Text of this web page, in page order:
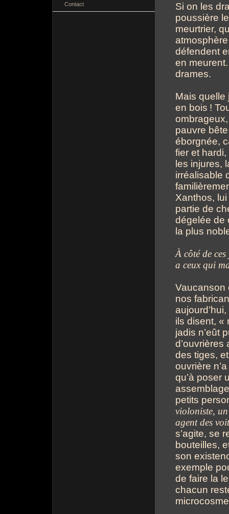
Contact
Si on les
poussière
meurtrier,
défendent
en
drames.
Mais quelle
en bois !
pauvre
éborgnée,
fier et
les injures,
irréalisable
Xanthos,
partie de
dégelée de
la plus
À côté de
a ceux qui
Vaucanson
nos
ils disent, «
jadis n’eût
des tiges,
ouvrière
qu’à poser
petits
violoniste,
agent des
s’agite, se
bouteilles,
son
exemple
de faire la
chacun